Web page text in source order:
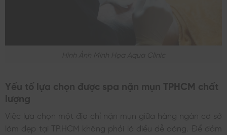
Hình Ảnh Minh Họa Aqua Clinic
Yếu tố lựa chọn được spa nặn mụn TPHCM chất
lượng
Việc lựa chọn một địa chỉ nặn mụn giữa hàng ngàn cơ sở
làm đẹp tại TP.HCM không phải là điều dễ dàng. Để đảm